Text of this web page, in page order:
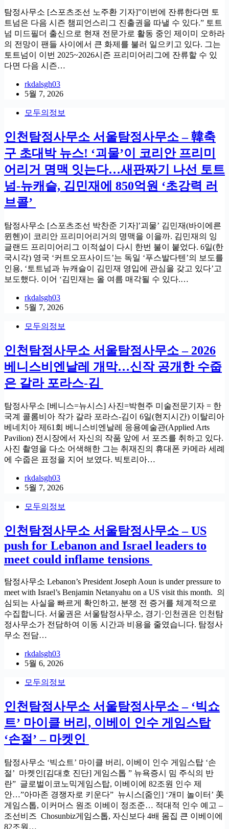
탐정사무소 [스포츠조선 노주환 기자]”이번에 잔류한다면 토
트넘은 다음 시즌 챔피언스리그 진출권을 따낼 수 있다.” 토트
넘 미드필더 출신으로 현재 전문가로 활동 중인 제이미 오하라
의 전망이 팬들 사이에서 큰 화제를 불러 일으키고 있다. 그는
토트넘이 이번 2025~2026시즌 프리미어리그에 잔류할 수 있
다면 다음 시즌…
rkdalsgh03
5월 7, 2026
모두의정보
인천탐정사무소 서울탐정사무소 – 韓축
구 초대박 뉴스! ‘괴물’이 코리안 프리미
어리거 명맥 잇는다…새판짜기 나선 토트
넘-뉴캐슬, 김민재에 850억원 ‘초강력 러
브콜’
탐정사무소 [스포츠조선 박찬준 기자]’괴물’ 김민재(바이에른
뮌헨)이 코리안 프리미어리거의 명맥을 이을까. 김민재의 잉
글랜드 프리미어리그 이적설이 다시 한번 불이 붙었다. 6일(한
국시각) 영국 ‘커트오프사이드’는 독일 ‘푸스발다텐’의 보도를
인용, ‘토트넘과 뉴캐슬이 김민재 영입에 관심을 갖고 있다’고
보도했다. 이어 ‘김민재는 올 여름 매각될 수 있다.…
rkdalsgh03
5월 7, 2026
모두의정보
인천탐정사무소 서울탐정사무소 – 2026
베니스비엔날레 개막…신작 공개한 수줍
은 갈라 포라스-김
탐정사무소 [베니스=뉴시스] 사진=박현주 미술전문기자 = 한
국계 콜롬비아 작가 갈라 포라스-김이 6일(현지시간) 이탈리아
베네치아 제61회 베니스비엔날레 응용예술관(Applied Arts
Pavilion) 전시장에서 자신의 작품 앞에 서 포즈를 취하고 있다.
사진 촬영을 다소 어색해한 그는 취재진의 휴대폰 카메라 세례
에 수줍은 표정을 지어 보였다. 빅토리아…
rkdalsgh03
5월 7, 2026
모두의정보
인천탐정사무소 서울탐정사무소 – US
push for Lebanon and Israel leaders to
meet could inflame tensions
탐정사무소 Lebanon’s President Joseph Aoun is under pressure to
meet with Israel’s Benjamin Netanyahu on a US visit this month. 의
심되는 사실을 빠르게 확인하고, 분쟁 전 증거를 체계적으로
수집합니다. 서울권은 서울탐정사무소, 경기·인천권은 인천탐
정사무소가 전담하여 이동 시간과 비용을 줄였습니다. 탐정사
무소 전담…
rkdalsgh03
5월 6, 2026
모두의정보
인천탐정사무소 서울탐정사무소 – ‘빅쇼
트’ 마이클 버리, 이베이 인수 게임스탑
‘손절’ – 마켓인
탐정사무소 ‘빅쇼트’ 마이클 버리, 이베이 인수 게임스탑 ‘손
절’ 마켓인[김대호 진단] 게임스톱 ” 뉴욕증시 밈 주식의 반
란” 글로벌이코노믹게임스탑, 이베이에 82조원 인수 제
안…”아마존 경쟁자로 키운다” 뉴시스[줌인] ‘개미 놀이터’ 美
게임스톱, 이커머스 원조 이베이 정조준… 적대적 인수 예고 –
조선비즈 Chosunbiz게임스톱, 자신보다 4배 몸집 큰 이베이에
82조원…